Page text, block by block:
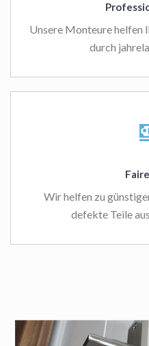
Unsere Monteure helfen
durch
Wir helfen zu
defekte Teile